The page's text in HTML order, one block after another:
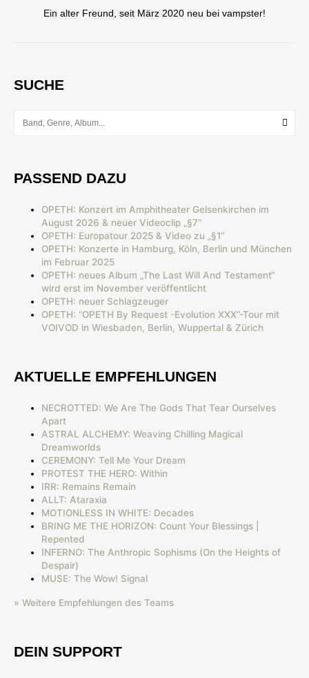
Ein alter Freund, seit März 2020 neu bei vampster!
SUCHE
PASSEND DAZU
OPETH: Konzert im Amphitheater Gelsenkirchen im
August 2026 & neuer Videoclip „§7“
OPETH: Europatour 2025 & Video zu „§1“
OPETH: Konzerte in Hamburg, Köln, Berlin und München
im Februar 2025
OPETH: neues Album „The Last Will And Testament“
wird erst im November veröffentlicht
OPETH: neuer Schlagzeuger
OPETH: “OPETH By Request -Evolution XXX”-Tour mit
VOIVOD in Wiesbaden, Berlin, Wuppertal & Zürich
AKTUELLE EMPFEHLUNGEN
NECROTTED: We Are The Gods That Tear Ourselves
Apart
ASTRAL ALCHEMY: Weaving Chilling Magical
Dreamworlds
CEREMONY: Tell Me Your Dream
PROTEST THE HERO: Within
IRR: Remains Remain
ALLT: Ataraxia
MOTIONLESS IN WHITE: Decades
BRING ME THE HORIZON: Count Your Blessings |
Repented
INFERNO: The Anthropic Sophisms (On the Heights of
Despair)
MUSE: The Wow! Signal
» Weitere Empfehlungen des Teams
DEIN SUPPORT